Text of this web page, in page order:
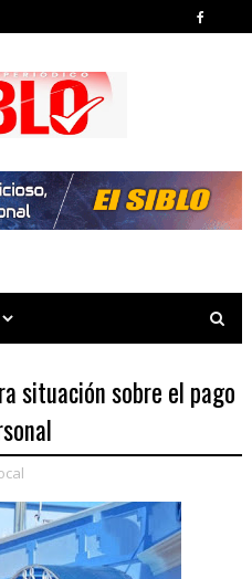
situación sobre el pago